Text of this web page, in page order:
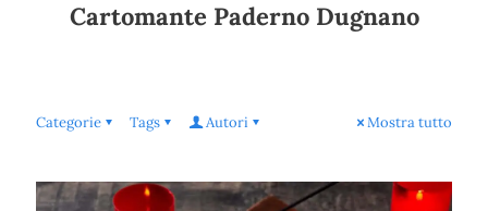
Cartomante Paderno Dugnano
Categorie Tags Autori Mostra tutto